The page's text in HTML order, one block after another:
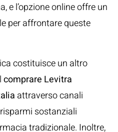
e l’opzione online offre un
per affrontare queste
costituisce un altro
comprare Levitra
attraverso canali
sostanziali
tradizionale. Inoltre,